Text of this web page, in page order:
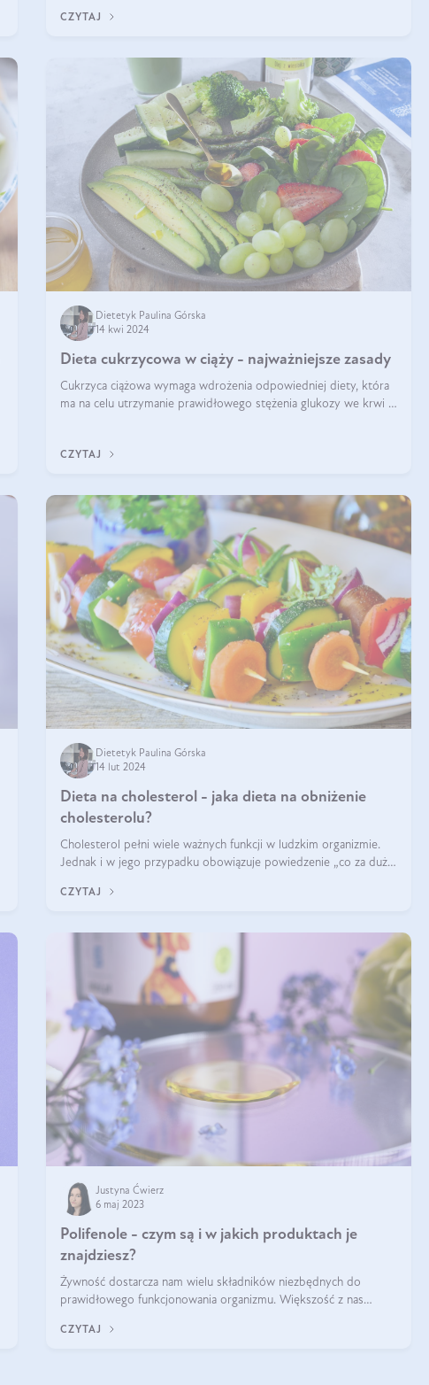
CZYTAJ
Dietetyk Paulina Górska
14 kwi 2024
Dieta cukrzycowa w ciąży - najważniejsze zasady
Cukrzyca ciążowa wymaga wdrożenia odpowiedniej diety, która
ma na celu utrzymanie prawidłowego stężenia glukozy we krwi i
CZYTAJ
Dietetyk Paulina Górska
14 lut 2024
Dieta na cholesterol - jaka dieta na obniżenie
cholesterolu?
Cholesterol pełni wiele ważnych funkcji w ludzkim organizmie.
Jednak i w jego przypadku obowiązuje powiedzenie „co za dużo
nieprawidłowy pozi
CZYTAJ
Justyna Ćwierz
6 maj 2023
Polifenole - czym są i w jakich produktach je
znajdziesz?
Żywność dostarcza nam wielu składników niezbędnych do
prawidłowego funkcjonowania organizmu. Większość z nas
spożywczych znajdziemy takie składni
CZYTAJ